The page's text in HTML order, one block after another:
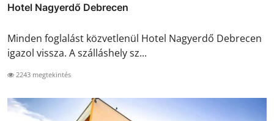
Hotel Nagyerdő Debrecen
Minden foglalást közvetlenül Hotel Nagyerdő Debrecen
igazol vissza. A szálláshely sz...
2243 megtekintés